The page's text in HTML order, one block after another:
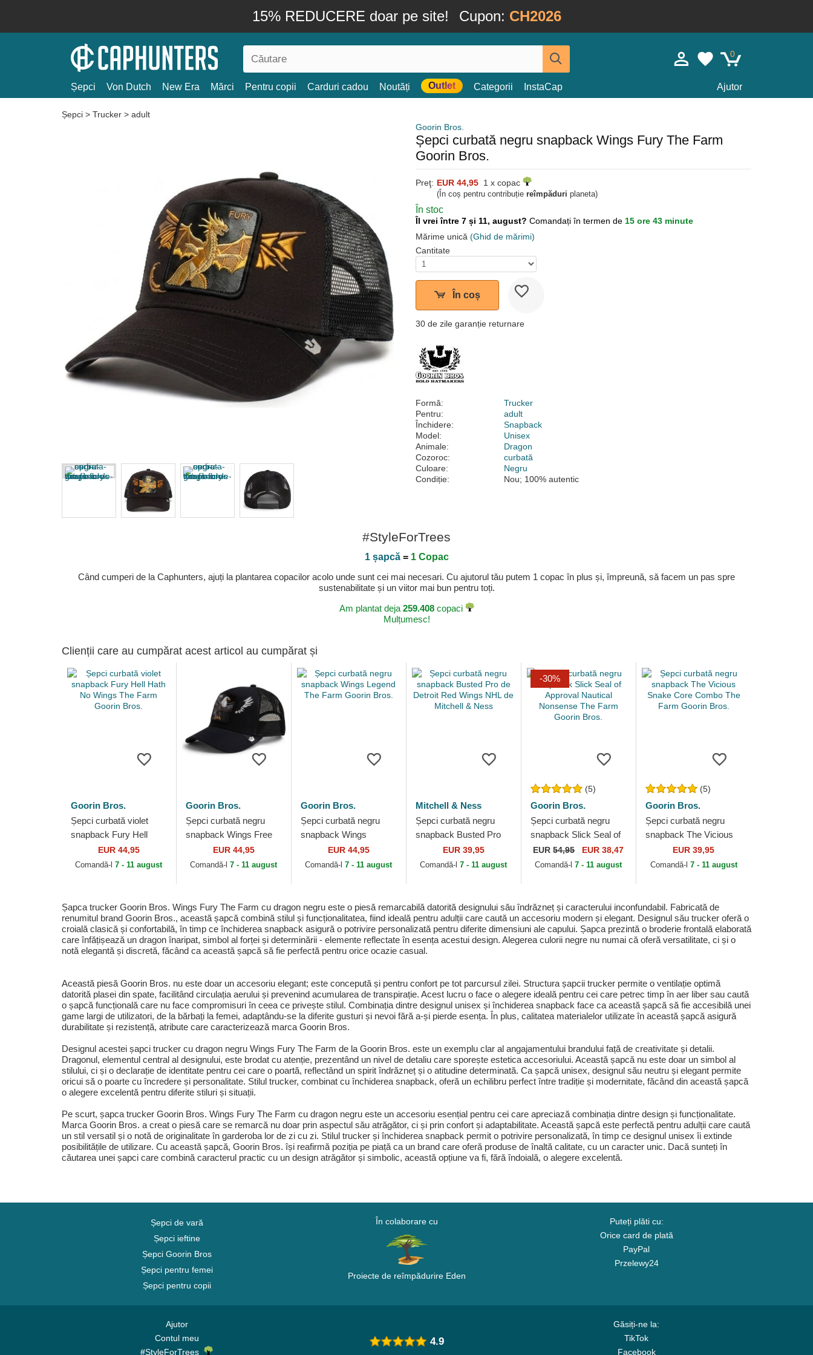
15% REDUCERE doar pe site! Cupon: CH2026
0
Șepci Von Dutch New Era Mărci Pentru copii Carduri cadou Noutăți Outlet Categorii InstaCap Ajutor
Șepci > Trucker > adult
Goorin Bros.
Șepci curbată negru snapback Wings Fury The Farm
Goorin Bros.
Preţ: EUR 44,95 1 x copac
(În coș pentru contribuție reîmpăduri planeta)
În stoc
Îl vrei între 7 și 11, august? Comandați în termen de 15 ore 43 minute
Mărime unică (Ghid de mărimi)
Cantitate
În coș
30 de zile garanție returnare
Formă:
Trucker
Pentru:
adult
Închidere:
Snapback
Model:
Unisex
Animale:
Dragon
Cozoroc:
curbată
Culoare:
Negru
Condiție:
Nou; 100% autentic
#StyleForTrees
1 șapcă= 1 Copac
Când cumperi de la Caphunters, ajuți la plantarea copacilor acolo unde sunt cei mai necesari. Cu ajutorul tău putem 1 copac în plus și, împreună, să facem un pas spre
sustenabilitate și un viitor mai bun pentru toți.
Am plantat deja 259.408copaci
Mulțumesc!
Clienții care au cumpărat acest articol au cumpărat și
Goorin Bros.
Șepci curbată violet
snapback Fury Hell
Hath No Wings The
Farm Goorin Bros.
EUR 44,95
Comandă-l7 - 11 august
Goorin Bros.
Șepci curbată negru
snapback Wings Free
The Farm Goorin Bros.
EUR 44,95
Comandă-l7 - 11 august
Goorin Bros.
Șepci curbată negru
snapback Wings
Legend The Farm
Goorin Bros.
EUR 44,95
Comandă-l7 - 11 august
Mitchell & Ness
Șepci curbată negru
snapback Busted Pro
de Detroit Red Wings
NHL de Mitchell & Ness
EUR 39,95
Comandă-l7 - 11 august
-30%
(5)
Goorin Bros.
Șepci curbată negru
snapback Slick Seal of
Approval Nautical
Nonsense The Farm
EUR54,95 EUR 38,47
Comandă-l7 - 11 august
(5)
Goorin Bros.
Șepci curbată negru
snapback The Vicious
Snake Core Combo The
Farm Goorin Bros.
EUR 39,95
Comandă-l 7 - 11 august
Șapca trucker Goorin Bros. Wings Fury The Farm cu dragon negru este o piesă remarcabilă datorită designului său îndrăzneț și caracterului inconfundabil. Fabricată de
renumitul brand Goorin Bros., această șapcă combină stilul și funcționalitatea, fiind ideală pentru adulții care caută un accesoriu modern și elegant. Designul său trucker oferă o
croială clasică și confortabilă, în timp ce închiderea snapback asigură o potrivire personalizată pentru diferite dimensiuni ale capului. Șapca prezintă o broderie frontală elaborată
care înfățișează un dragon înaripat, simbol al forței și determinării - elemente reflectate în esența acestui design. Alegerea culorii negre nu numai că oferă versatilitate, ci și o
notă elegantă și discretă, făcând ca această șapcă să fie perfectă pentru orice ocazie casual.
Această piesă Goorin Bros. nu este doar un accesoriu elegant; este concepută și pentru confort pe tot parcursul zilei. Structura șapcii trucker permite o ventilație optimă
datorită plasei din spate, facilitând circulația aerului și prevenind acumularea de transpirație. Acest lucru o face o alegere ideală pentru cei care petrec timp în aer liber sau caută
o șapcă funcțională care nu face compromisuri în ceea ce privește stilul. Combinația dintre designul unisex și închiderea snapback face ca această șapcă să fie accesibilă unei
game largi de utilizatori, de la bărbați la femei, adaptându-se la diferite gusturi și nevoi fără a-și pierde esența. În plus, calitatea materialelor utilizate în această șapcă asigură
durabilitate și rezistență, atribute care caracterizează marca Goorin Bros.
Designul acestei șapci trucker cu dragon negru Wings Fury The Farm de la Goorin Bros. este un exemplu clar al angajamentului brandului față de creativitate și detalii.
Dragonul, elementul central al designului, este brodat cu atenție, prezentând un nivel de detaliu care sporește estetica accesoriului. Această șapcă nu este doar un simbol al
stilului, ci și o declarație de identitate pentru cei care o poartă, reflectând un spirit îndrăzneț și o atitudine determinată. Ca șapcă unisex, designul său neutru și elegant permite
oricui să o poarte cu încredere și personalitate. Stilul trucker, combinat cu închiderea snapback, oferă un echilibru perfect între tradiție și modernitate, făcând din această șapcă
o alegere excelentă pentru diferite stiluri și situații.
Pe scurt, șapca trucker Goorin Bros. Wings Fury The Farm cu dragon negru este un accesoriu esențial pentru cei care apreciază combinația dintre design și funcționalitate.
Marca Goorin Bros. a creat o piesă care se remarcă nu doar prin aspectul său atrăgător, ci și prin confort și adaptabilitate. Această șapcă este perfectă pentru adulții care caută
un stil versatil și o notă de originalitate în garderoba lor de zi cu zi. Stilul trucker și închiderea snapback permit o potrivire personalizată, în timp ce designul unisex îi extinde
posibilitățile de utilizare. Cu această șapcă, Goorin Bros. își reafirmă poziția pe piață ca un brand care oferă produse de înaltă calitate, cu un caracter unic. Dacă sunteți în
căutarea unei șapci care combină caracterul practic cu un design atrăgător și simbolic, această opțiune va fi, fără îndoială, o alegere excelentă.
Șepci de vară
Șepci ieftine
Șepci Goorin Bros
Șepci pentru femei
Șepci pentru copii
În colaborare cu
Proiecte de reîmpădurire Eden
Puteți plăti cu:
Orice card de plată
PayPal
Przelewy24
Ajutor
Contul meu
#StyleForTrees
Găsiți-ne la:
TikTok
Facebook
4.9